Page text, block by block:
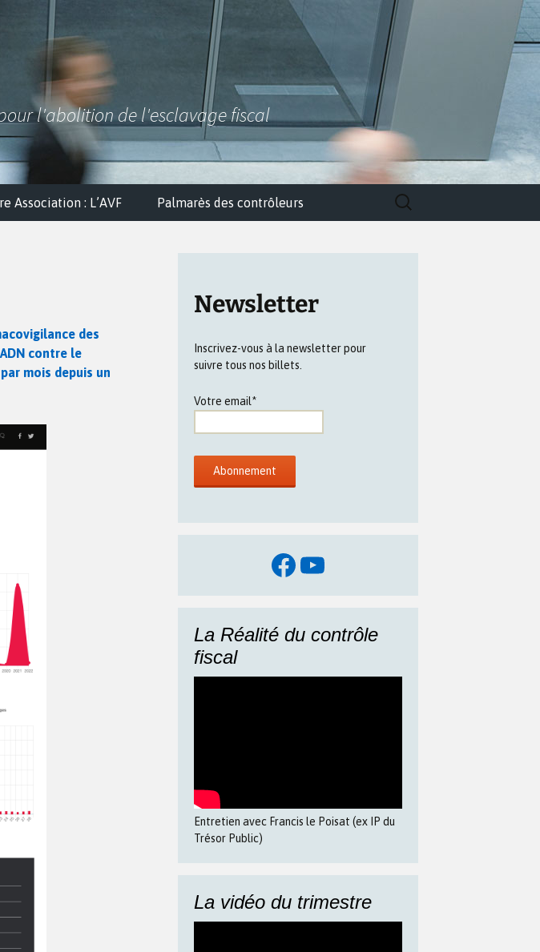
l'abolition de l'esclavage fiscal
Association : L’AVF Palmarès des contrôleurs
Rechercher :
des
contre le
mois depuis un
Newsletter
Inscrivez-vous à la newsletter pour
suivre tous nos billets.
Votre email*
Facebook
YouTube
La Réalité du contrôle
fiscal
Entretien avec Francis le Poisat (ex IP du
Trésor Public)
La vidéo du trimestre